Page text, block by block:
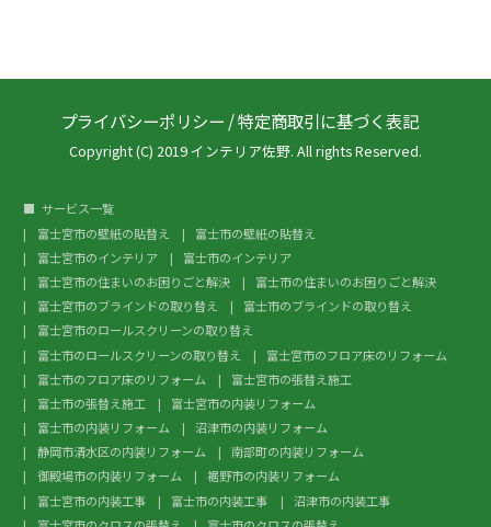
プライバシーポリシー /特定商取引に基づく表記
Copyright (C) 2019 インテリア佐野. All rights Reserved.
サービス一覧
富士宮市の壁紙の貼替え
富士市の壁紙の貼替え
富士宮市のインテリア
富士市のインテリア
富士宮市の住まいのお困りごと解決
富士市の住まいのお困りごと解決
富士宮市のブラインドの取り替え
富士市のブラインドの取り替え
富士宮市のロールスクリーンの取り替え
富士市のロールスクリーンの取り替え
富士宮市のフロア床のリフォーム
富士市のフロア床のリフォーム
富士宮市の張替え施工
富士市の張替え施工
富士宮市の内装リフォーム
富士市の内装リフォーム
沼津市の内装リフォーム
静岡市清水区の内装リフォーム
南部町の内装リフォーム
御殿場市の内装リフォーム
裾野市の内装リフォーム
富士宮市の内装工事
富士市の内装工事
沼津市の内装工事